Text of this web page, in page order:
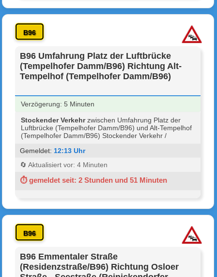
B96
B96 Umfahrung Platz der Luftbrücke
(Tempelhofer Damm/B96) Richtung Alt-
Tempelhof (Tempelhofer Damm/B96)
Verzögerung: 5 Minuten
Stockender Verkehrzwischen Umfahrung Platz der
Luftbrücke (Tempelhofer Damm/B96) und Alt-Tempelhof
(Tempelhofer Damm/B96) Stockender Verkehr /
Gemeldet: 12:13 Uhr
🔄 Aktualisiert vor: 4 Minuten
⏱ gemeldet seit: 2 Stunden und 51 Minuten
B96
B96 Emmentaler Straße
(Residenzstraße/B96) Richtung Osloer